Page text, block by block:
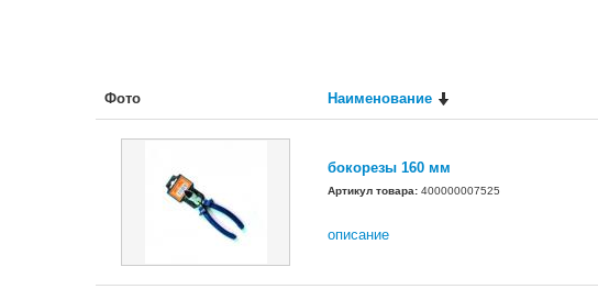
Фото Наименование
бокорезы 160 мм
Артикул товара: 400000007525
описание